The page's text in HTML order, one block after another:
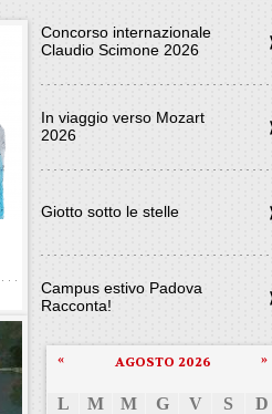
Concorso internazionale
Claudio Scimone 2026
In viaggio verso Mozart
2026
Giotto sotto le stelle
Campus estivo Padova
Racconta!
AGOSTO 2026
« »
L M M G V S D